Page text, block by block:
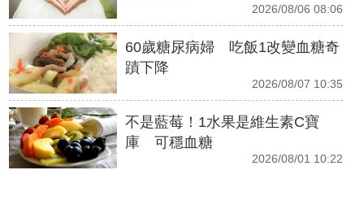
2026/08/06 08:06
60歲糖尿病婦 吃飯1改變血糖奇
蹟下降
2026/08/07 10:35
不是藍莓！1水果是維生素C寶
庫 可穩血糖
2026/08/01 10:22